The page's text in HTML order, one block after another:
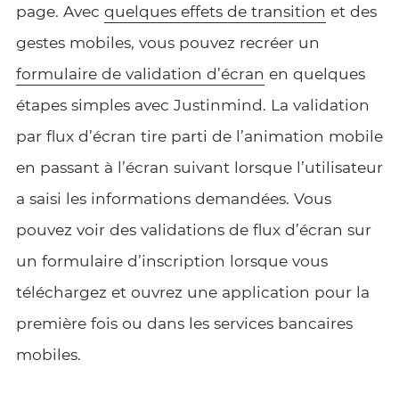
page. Avec quelques effets de transition et des
gestes mobiles, vous pouvez recréer un
formulaire de validation d’écran en quelques
étapes simples avec Justinmind. La validation
par flux d’écran tire parti de l’animation mobile
en passant à l’écran suivant lorsque l’utilisateur
a saisi les informations demandées. Vous
pouvez voir des validations de flux d’écran sur
un formulaire d’inscription lorsque vous
téléchargez et ouvrez une application pour la
première fois ou dans les services bancaires
mobiles.